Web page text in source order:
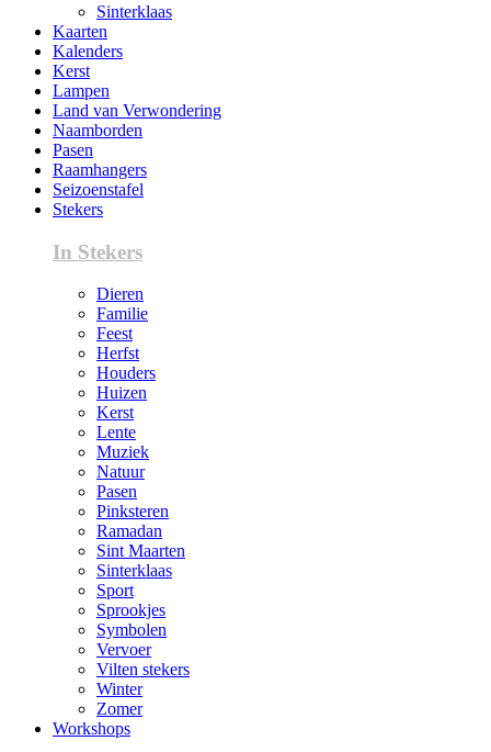
Sinterklaas
Kaarten
Kalenders
Kerst
Lampen
Land van Verwondering
Naamborden
Pasen
Raamhangers
Seizoenstafel
Stekers
In Stekers
Dieren
Familie
Feest
Herfst
Houders
Huizen
Kerst
Lente
Muziek
Natuur
Pasen
Pinksteren
Ramadan
Sint Maarten
Sinterklaas
Sport
Sprookjes
Symbolen
Vervoer
Vilten stekers
Winter
Zomer
Workshops